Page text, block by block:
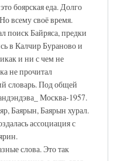
боярская еда. Долго
всему своё время.
поиск Байряса, предки
в Калчир Бураново и
и ни с чем не
не прочитал
словарь. Под общей
Москва-1957.
Баярын, Баярын хурал.
ассоциация с
слова. Это так